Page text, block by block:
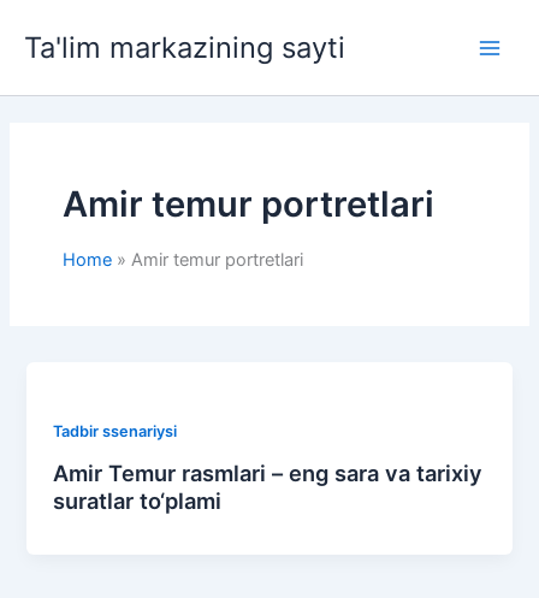
Ta'lim markazining sayti
Amir temur portretlari
Home Amir temur portretlari
Tadbir ssenariysi
Amir Temur rasmlari – eng sara va tarixiy
suratlar to‘plami